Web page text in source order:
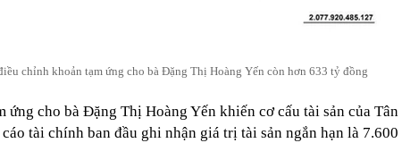
chỉnh khoản tạm ứng cho bà Đặng Thị Hoàng Yến còn hơn 633 tỷ đồng
ứng cho bà Đặng Thị Hoàng Yến khiến cơ cấu tài sản của Tân
tài chính ban đầu ghi nhận giá trị tài sản ngắn hạn là 7.600